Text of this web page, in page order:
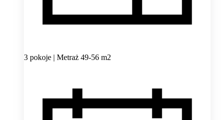
3 pokoje | Metraż 49-56 m2